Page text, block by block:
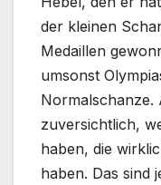
der kleinen
Medaillen
umsonst
Normalschanze.
zuversichtlich,
haben, die
haben. Das sind